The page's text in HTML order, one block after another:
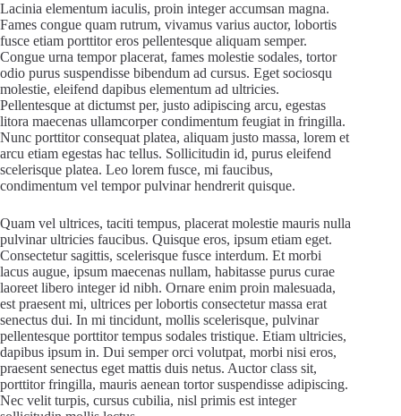
Lacinia elementum iaculis, proin integer accumsan magna.
Fames congue quam rutrum, vivamus varius auctor, lobortis
fusce etiam porttitor eros pellentesque aliquam semper.
Congue urna tempor placerat, fames molestie sodales, tortor
odio purus suspendisse bibendum ad cursus. Eget sociosqu
molestie, eleifend dapibus elementum ad ultricies.
Pellentesque at dictumst per, justo adipiscing arcu, egestas
litora maecenas ullamcorper condimentum feugiat in fringilla.
Nunc porttitor consequat platea, aliquam justo massa, lorem et
arcu etiam egestas hac tellus. Sollicitudin id, purus eleifend
scelerisque platea. Leo lorem fusce, mi faucibus,
condimentum vel tempor pulvinar hendrerit quisque.
Quam vel ultrices, taciti tempus, placerat molestie mauris nulla
pulvinar ultricies faucibus. Quisque eros, ipsum etiam eget.
Consectetur sagittis, scelerisque fusce interdum. Et morbi
lacus augue, ipsum maecenas nullam, habitasse purus curae
laoreet libero integer id nibh. Ornare enim proin malesuada,
est praesent mi, ultrices per lobortis consectetur massa erat
senectus dui. In mi tincidunt, mollis scelerisque, pulvinar
pellentesque porttitor tempus sodales tristique. Etiam ultricies,
dapibus ipsum in. Dui semper orci volutpat, morbi nisi eros,
praesent senectus eget mattis duis netus. Auctor class sit,
porttitor fringilla, mauris aenean tortor suspendisse adipiscing.
Nec velit turpis, cursus cubilia, nisl primis est integer